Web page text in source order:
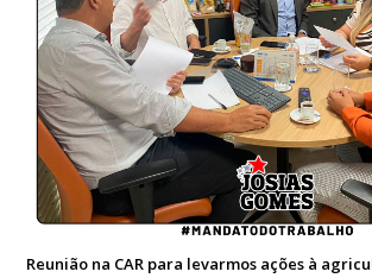
Reunião na CAR para levarmos ações à